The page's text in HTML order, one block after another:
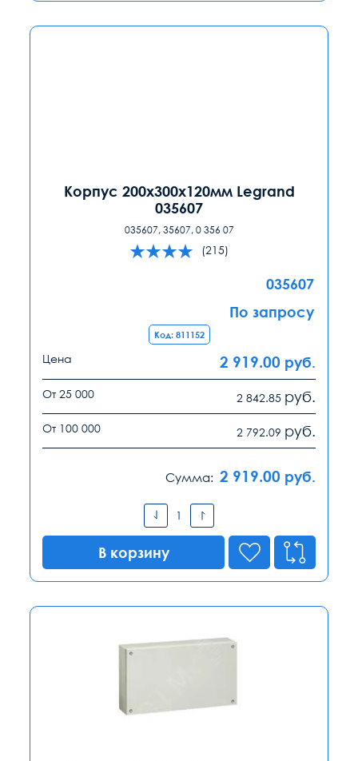
Корпус 200х300х120мм Legrand
035607
035607, 35607, 0 356 07
(215)
035607
По запросу
Код: 811152
Цена 2 919.00 руб.
От 25 000 2 842.85 руб.
От 100 000 2 792.09 руб.
Сумма: 2 919.00 руб.
В корзину